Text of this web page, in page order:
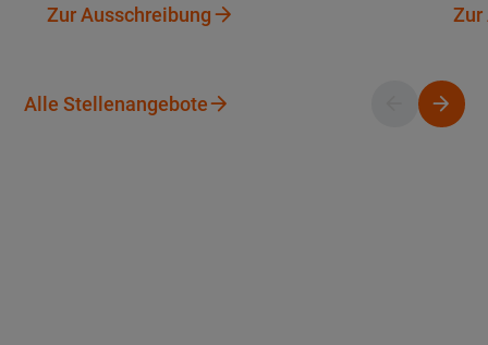
Zur AusschreibungZur Ausschreibung Zur
Alle StellenangeboteAlle Stellenangebote Button